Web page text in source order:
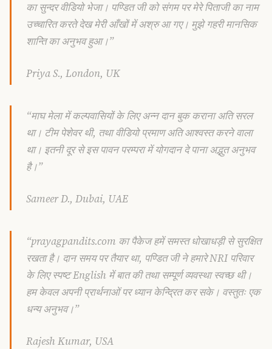
का सुन्दर वीडियो भेजा। पण्डित जी को संगम पर मेरे पिताजी का नाम
उच्चारित करते देख मेरी आँखों में अश्रु आ गए। मुझे गहरी मानसिक
शान्ति का अनुभव हुआ।”
Priya S., London, UK
“माघ मेला में कल्पवासियों के लिए अन्न दान बुक कराना अति सरल
था। टीम पेशेवर थी, तथा वीडियो प्रमाण अति आश्वस्त करने वाला
था। इतनी दूर से इस पावन परम्परा में योगदान दे पाना अद्भुत अनुभव
है।”
Sameer D., Dubai, UAE
“prayagpandits.com का पैकेज हमें समस्त धोखाधड़ी से सुरक्षित
रखता है। दान समय पर तैयार था, पण्डित जी ने हमारे NRI परिवार
के लिए स्पष्ट English में बात की तथा सम्पूर्ण व्यवस्था स्वच्छ थी।
हम केवल अपनी प्रार्थनाओं पर ध्यान केन्द्रित कर सके। वस्तुतः एक
धन्य अनुभव।”
Rajesh Kumar, USA